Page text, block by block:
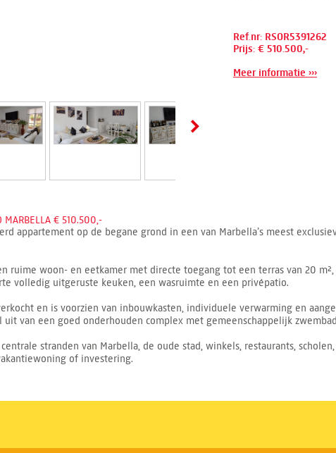
Ref.nr: RSOR5391262
Prijs: € 510.500,-
Meer informatie ›››
MARBELLA € 510.500,-
appartement op de begane grond in een van Marbella’s meest
ruime woon- en eetkamer met directe toegang tot een terras van 20
volledig uitgeruste keuken, een wasruimte en een privépatio.
en is voorzien van inbouwkasten, individuele verwarming en
van een goed onderhouden complex met gemeenschappelijk
stranden van Marbella, de oude stad, winkels, restaurants,
of investering.